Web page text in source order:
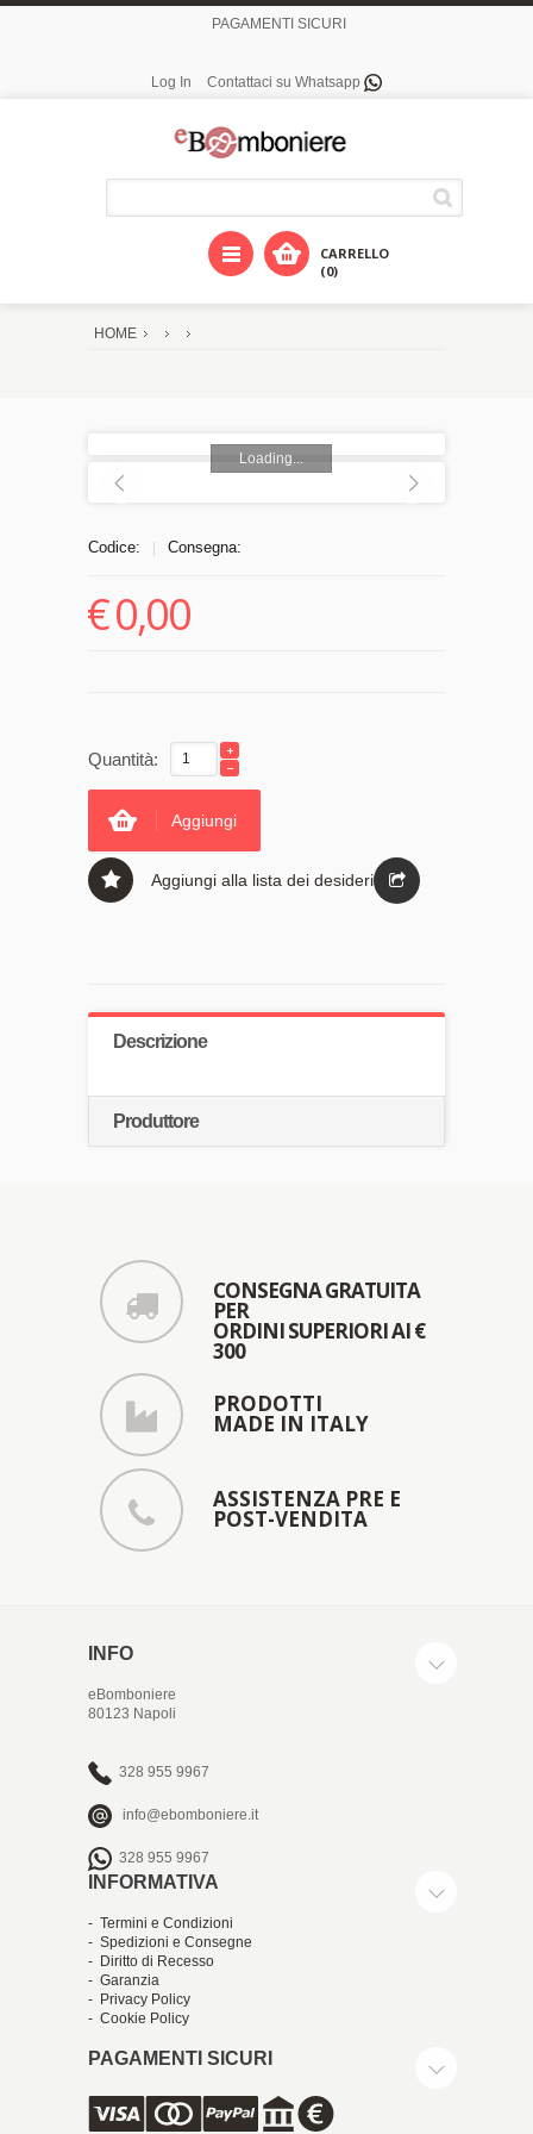
PAGAMENTI SICURI
Log In Contattaci su Whatsapp
CARRELLO
(0)
HOME
Loading...
Codice: Consegna:
€0,00
Quantità:
Aggiungi
Aggiungi alla lista dei desideri
Descrizione
Produttore
CONSEGNA GRATUITA
PER
ORDINI SUPERIORI AI €
300
PRODOTTI
MADE IN ITALY
ASSISTENZA PRE E
POST-VENDITA
INFO
eBomboniere
80123 Napoli
328 955 9967
info@ebomboniere.it
328 955 9967
INFORMATIVA
- Termini e Condizioni
- Spedizioni e Consegne
- Diritto di Recesso
- Garanzia
- Privacy Policy
- Cookie Policy
PAGAMENTI SICURI